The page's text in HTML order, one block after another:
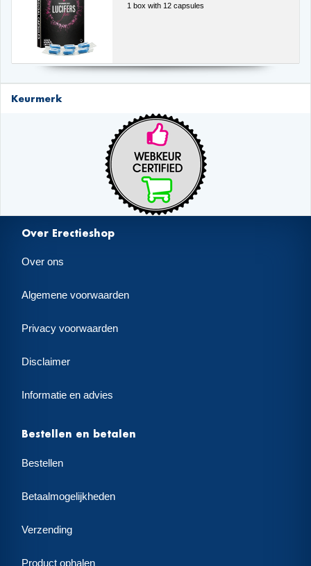
1 box with 12 capsules
Keurmerk
Over Erectieshop
Over ons
Algemene voorwaarden
Privacy voorwaarden
Disclaimer
Informatie en advies
Bestellen en betalen
Bestellen
Betaalmogelijkheden
Verzending
Product ophalen